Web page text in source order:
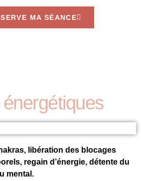
MA SÉANCE
libération des blocages
regain d’énergie, détente du
mental.